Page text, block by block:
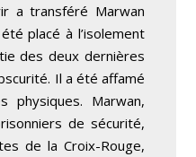
a transféré Marwan
placé à l’isolement
des deux dernières
Il a été affamé
Marwan,
de sécurité,
de la Croix-Rouge,